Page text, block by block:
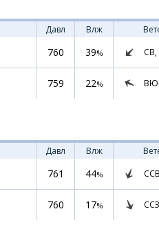
Давл Влж
760 39% СВ,
759 22%
Давл Влж
761 44%
760 17%